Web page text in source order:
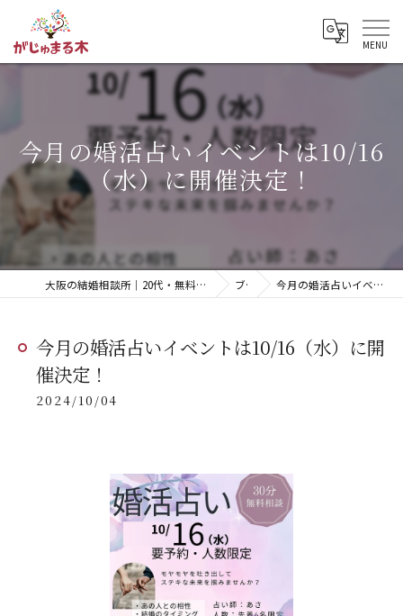
今月の婚活占いイベントは10/16
（水）に開催決定！
大阪の結婚相談所｜20代・無料相談・明瞭な料金「がじゅまる木」【枚方市】 ブログ 今月の婚活占いイベントは10/16（水）に開催決定！
今月の婚活占いイベントは10/16（水）に開
催決定！
2024/10/04